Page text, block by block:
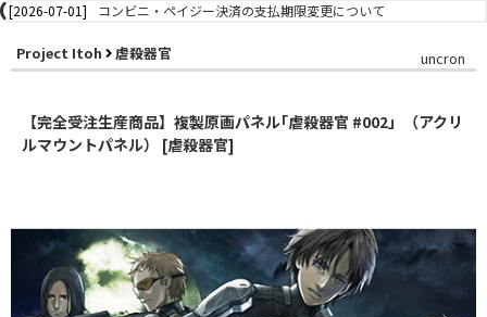
[2026-07-01]
コンビニ・ペイジー決済の支払期限変更について
Project Itoh 虐殺器官 uncron
【完全受注生産商品】複製原画パネル｢虐殺器官 #002」（アクリ
ルマウントパネル） [虐殺器官]